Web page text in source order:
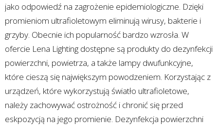
jako odpowiedź na zagrożenie epidemiologiczne. Dzięki
promieniom ultrafioletowym eliminują wirusy, bakterie i
grzyby. Obecnie ich popularność bardzo wzrosła. W
ofercie Lena Lighting dostępne są produkty do dezynfekcji
powierzchni, powietrza, a także lampy dwufunkcyjne,
które cieszą się największym powodzeniem. Korzystając z
urządzeń, które wykorzystują światło ultrafioletowe,
należy zachowywać ostrożność i chronić się przed
eskpozycją na jego promienie. Dezynfekcja powierzchni